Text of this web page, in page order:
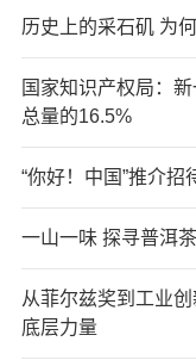
历史上的采石矶 为
国家知识产权局：
总量的16.5%
“你好！中国”推介招
一山一味 探寻普洱
从菲尔兹奖到工业
底层力量